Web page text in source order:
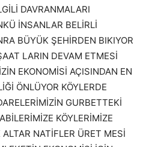
DAVRANMALARI
İNSANLAR BELİRLİ
BÜYÜK ŞEHİRDEN BIKIYOR
LARIN DEVAM ETMESİ
EKONOMİSİ AÇISINDAN EN
ÖNLÜYOR KÖYLERDE
GURBETTEKİ
KÖYLERİMİZE
NATİFLER ÜRET MESİ